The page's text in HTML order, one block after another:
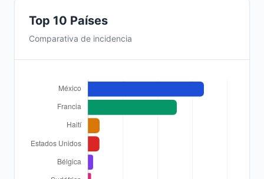
Top 10 Países
Comparativa de incidencia